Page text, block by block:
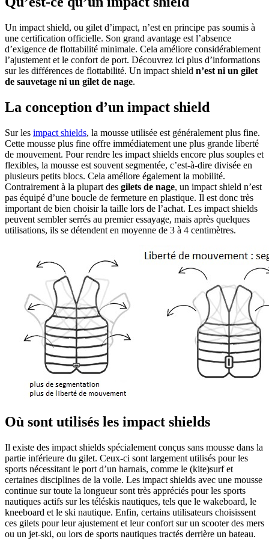
Un impact shield, ou gilet d’impact, n’est en principe pas soumis à
une certification officielle. Son grand avantage est l’absence
d’exigence de flottabilité minimale. Cela améliore considérablement
l’ajustement et le confort de port. Découvrez ici plus d’informations
sur les différences de flottabilité. Un impact shield n’est ni un gilet
de sauvetage ni un gilet de nage.
La conception d’un impact shield
Sur les impact shields, la mousse utilisée est généralement plus fine.
Cette mousse plus fine offre immédiatement une plus grande liberté
de mouvement. Pour rendre les impact shields encore plus souples et
flexibles, la mousse est souvent segmentée, c’est-à-dire divisée en
plusieurs petits blocs. Cela améliore également la mobilité.
Contrairement à la plupart des gilets de nage, un impact shield n’est
pas équipé d’une boucle de fermeture en plastique. Il est donc très
important de bien choisir la taille lors de l’achat. Les impact shields
peuvent sembler serrés au premier essayage, mais après quelques
utilisations, ils se détendent en moyenne de 3 à 4 centimètres.
Où sont utilisés les impact shields
Il existe des impact shields spécialement conçus sans mousse dans la
partie inférieure du gilet. Ceux-ci sont largement utilisés pour les
sports nécessitant le port d’un harnais, comme le (kite)surf et
certaines disciplines de la voile. Les impact shields avec une mousse
continue sur toute la longueur sont très appréciés pour les sports
nautiques actifs sur les téléskis nautiques, tels que le wakeboard, le
kneeboard et le ski nautique. Enfin, certains utilisateurs choisissent
ces gilets pour leur ajustement et leur confort sur un scooter des mers
ou un jet-ski, ou lors de sports nautiques tractés derrière un bateau.